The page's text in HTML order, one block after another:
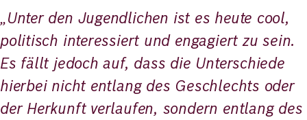
„Unter den Jugendlichen ist es heute cool,
politisch interessiert und engagiert zu sein.
Es fällt jedoch auf, dass die Unterschiede
hierbei nicht entlang des Geschlechts oder
der Herkunft verlaufen, sondern entlang des